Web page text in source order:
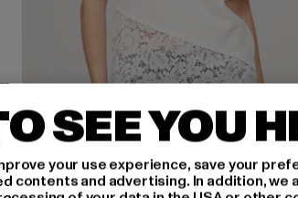
SEE YOU
your use experience, save your
contents and advertising. In addition,